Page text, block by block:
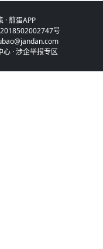
·煎蛋APP
号
心 ·涉企举报专区